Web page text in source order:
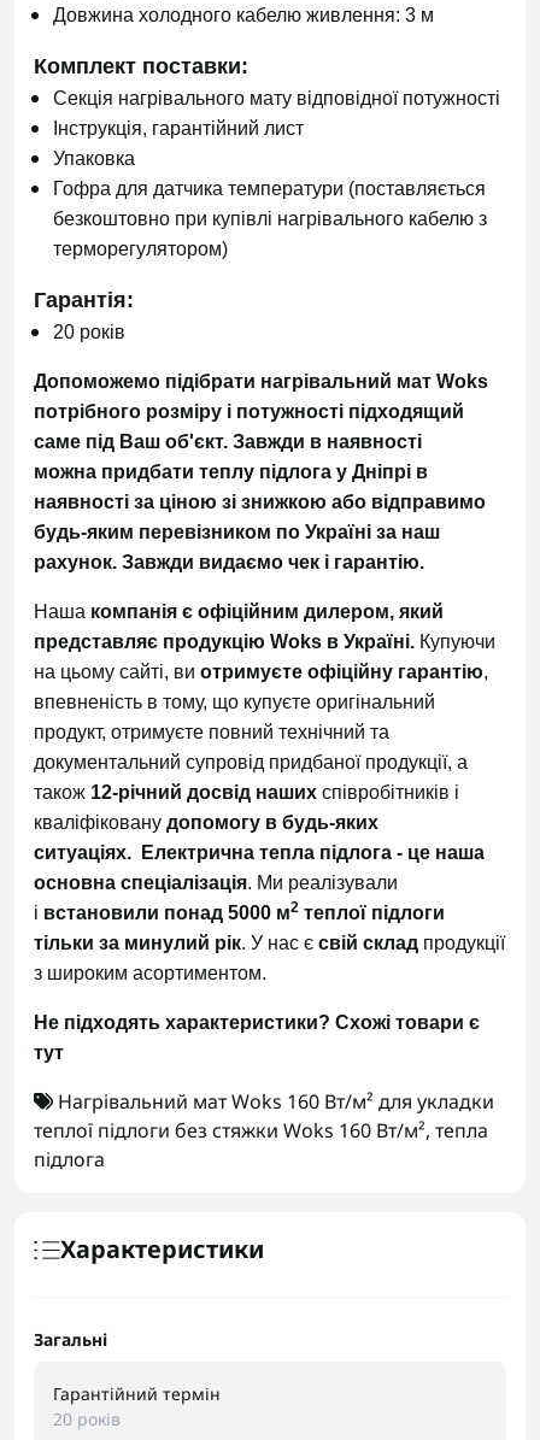
Довжина холодного кабелю живлення: 3 м
Комплект поставки:
Секція нагрівального мату відповідної потужності
Інструкція, гарантійний лист
Упаковка
Гофра для датчика температури (поставляється
безкоштовно при купівлі нагрівального кабелю з
терморегулятором)
Гарантія:
20 років
Допоможемо підібрати нагрівальний мат Woks
потрібного розміру і потужності підходящий
саме під Ваш об'єкт. Завжди в наявності
можна придбати теплу підлога у Дніпрі в
наявності за ціною зі знижкою або відправимо
будь-яким перевізником по Україні за наш
рахунок. Завжди видаємо чек і гарантію.
Наша компанія є офіційним дилером, який
представляє продукцію Woks в Україні. Купуючи
на цьому сайті, ви отримуєте офіційну гарантію,
впевненість в тому, що купуєте оригінальний
продукт, отримуєте повний технічний та
документальний супровід придбаної продукції, а
також 12-річний досвід наших співробітників і
кваліфіковану допомогу в будь-яких
ситуаціях.
Електрична тепла підлога - це наша
основна спеціалізація. Ми реалізували
і встановили понад 5000 м2 теплої підлоги
тільки за минулий рік. У нас є свій склад продукції
з широким асортиментом.
Не підходять характеристики? Схожі товари є
тут
Нагрівальний мат Woks 160 Вт/м² для укладки
теплої підлоги без стяжки Woks 160 Вт/м², тепла
підлога
Характеристики
Загальні
Гарантійний термін
20 років